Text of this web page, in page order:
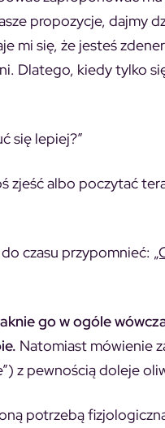
propozycje, dajmy
mi się, że jesteś
Dlatego, kiedy tylko
się lepiej?”
zjeść albo poczytać
czasu przypomnieć:
go w ogóle
Natomiast mówienie
z pewnością doleje
potrzebą